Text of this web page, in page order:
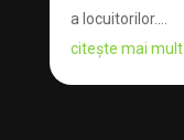
a locuitorilor....
citește mai mult